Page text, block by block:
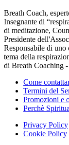
Breath Coach,
Insegnante di
di meditazione,
Presidente
Responsabile di
tema della
di Breath Coaching
Come
Termini del
Promozioni e
Perchè
Privacy Policy
Cookie Policy